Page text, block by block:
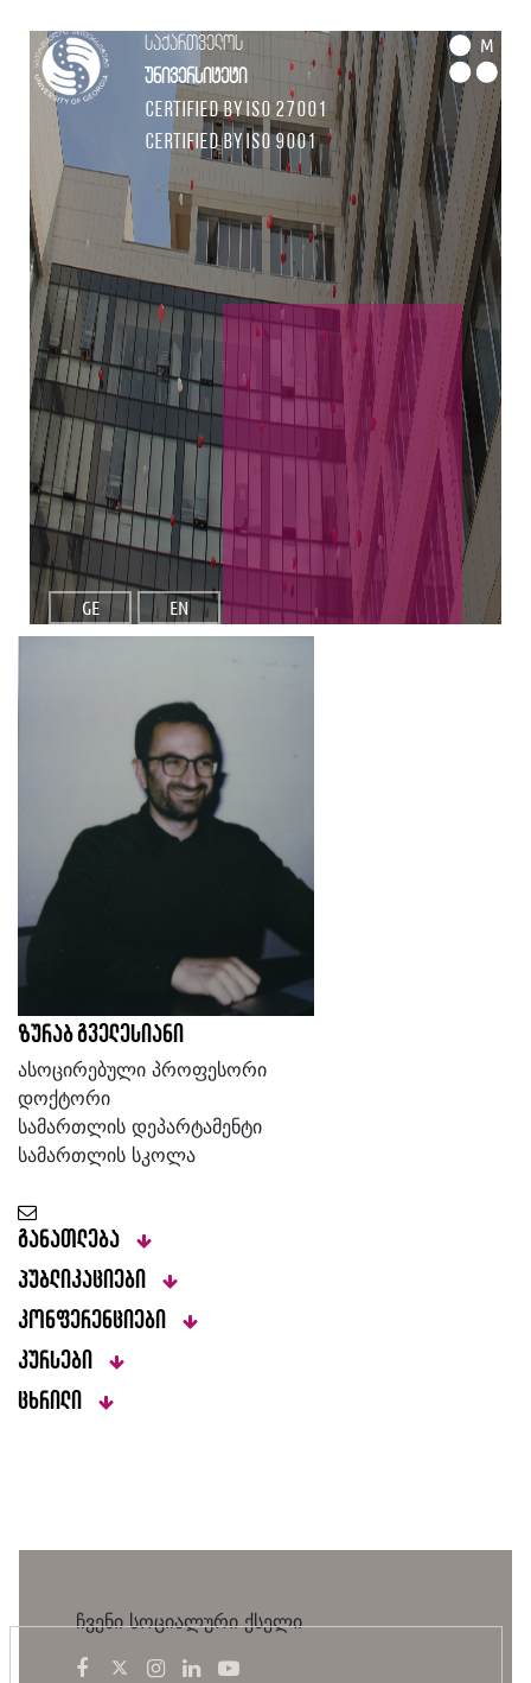
საქართველოს
უნივერსიტეტი
Certified by ISO 27001
Certified by ISO 9001
M
GE EN
ზურაბ გველესიანი
ასოცირებული პროფესორი
დოქტორი
სამართლის დეპარტამენტი
სამართლის სკოლა
განათლება
პუბლიკაციები
კონფერენციები
კურსები
ცხრილი
ჩვენი სოციალური ქსელი